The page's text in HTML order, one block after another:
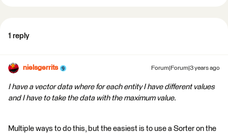
1 reply
nielsgerrits Forum|Forum|3 years ago
I have a vector data where for each entity I have different values
and I have to take the data with the maximum value.
Multiple ways to do this, but the easiest is to use a Sorter on the